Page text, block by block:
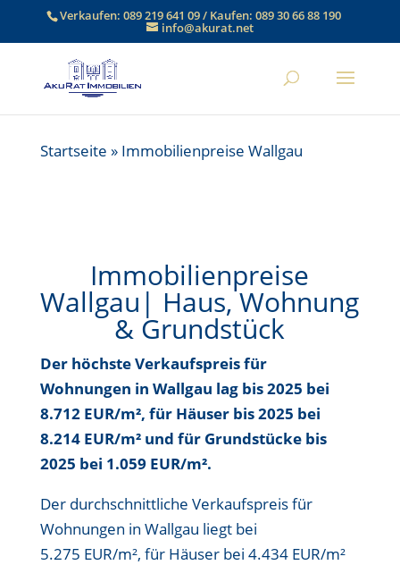
Verkaufen:089 219 641 09/ Kaufen:089 30 66 88 190
info@akurat.net
Startseite » Immobilienpreise Wallgau
Immobilienpreise
Wallgau| Haus, Wohnung
& Grundstück
Der höchste Verkaufspreis für
Wohnungen in Wallgau lag bis2025 bei
8.712 EUR/m², für Häuser bis2025 bei
8.214 EUR/m²und für Grundstücke bis
2025 bei 1.059 EUR/m².
Der durchschnittliche Verkaufspreis für
Wohnungen in Wallgau liegt bei
5.275 EUR/m², für Häuser bei 4.434 EUR/m²